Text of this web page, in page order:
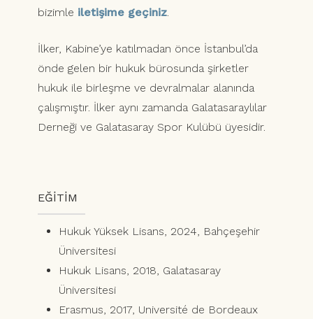
bizimle iletişime geçiniz.
İlker, Kabine’ye katılmadan önce İstanbul’da
önde gelen bir hukuk bürosunda şirketler
hukuk ile birleşme ve devralmalar alanında
çalışmıştır. İlker aynı zamanda Galatasaraylılar
Derneği ve Galatasaray Spor Kulübü üyesidir.
EĞİTİM
Hukuk Yüksek Lisans, 2024, Bahçeşehir
Üniversitesi
Hukuk Lisans, 2018, Galatasaray
Üniversitesi
Erasmus, 2017, Université de Bordeaux